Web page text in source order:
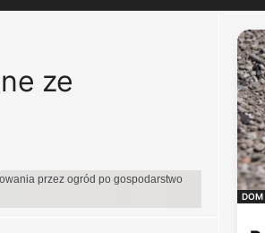
ze
przez ogród po gospodarstwo
DOM